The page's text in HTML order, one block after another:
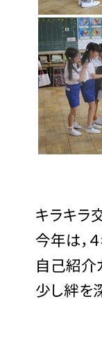
キラキラ
今年は，
自己紹介
少し絆を